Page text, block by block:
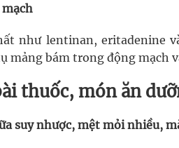
như lentinan, eritadenine
mảng bám trong động mạch
thuốc, món ăn
suy nhược, mệt mỏi nhiều,